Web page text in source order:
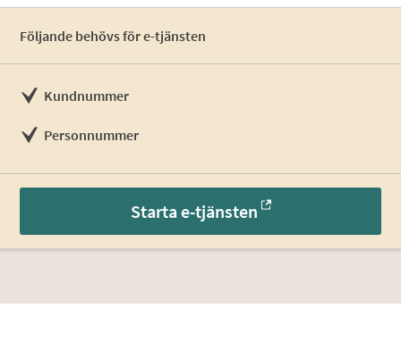
Följande behövs för e-tjänsten
Kundnummer
Personnummer
Starta e-tjänsten